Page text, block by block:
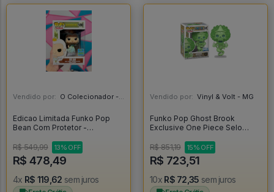
Vendido por: O Colecionador - SP
Edicao Limitada Funko Pop
Bean Com Protetor -
R$ 549,99
13% OFF
R$ 478,49
4x R$ 119,62 sem juros
Vendido por: Vinyl & Volt - MG
Funko Pop Ghost Brook
Exclusive One Piece Selo
Glow Chase - One Piece
#2325
R$ 851,19 15% OFF
R$ 723,51
10x R$ 72,35 sem juros